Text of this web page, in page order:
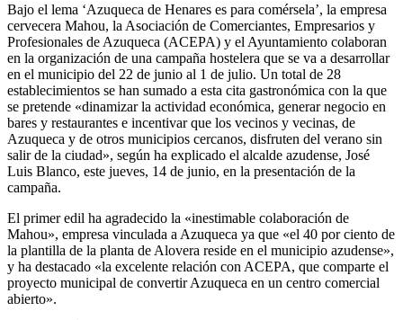
Bajo el lema ‘Azuqueca de Henares es para comérsela’, la empresa
cervecera Mahou, la Asociación de Comerciantes, Empresarios y
Profesionales de Azuqueca (ACEPA) y el Ayuntamiento colaboran
en la organización de una campaña hostelera que se va a desarrollar
en el municipio del 22 de junio al 1 de julio. Un total de 28
establecimientos se han sumado a esta cita gastronómica con la que
se pretende «dinamizar la actividad económica, generar negocio en
bares y restaurantes e incentivar que los vecinos y vecinas, de
Azuqueca y de otros municipios cercanos, disfruten del verano sin
salir de la ciudad», según ha explicado el alcalde azudense, José
Luis Blanco, este jueves, 14 de junio, en la presentación de la
campaña.
El primer edil ha agradecido la «inestimable colaboración de
Mahou», empresa vinculada a Azuqueca ya que «el 40 por ciento de
la plantilla de la planta de Alovera reside en el municipio azudense»,
y ha destacado «la excelente relación con ACEPA, que comparte el
proyecto municipal de convertir Azuqueca en un centro comercial
abierto».